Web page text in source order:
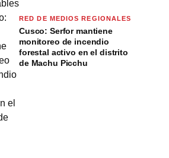
RED DE MEDIOS REGIONALES
Cusco: Serfor mantiene
monitoreo de incendio
forestal activo en el distrito
de Machu Picchu